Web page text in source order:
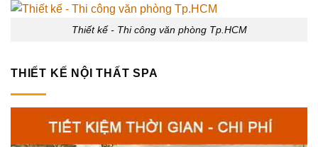
Thiết kế - Thi công văn phòng Tp.HCM
THIẾT KẾ NỘI THẤT SPA